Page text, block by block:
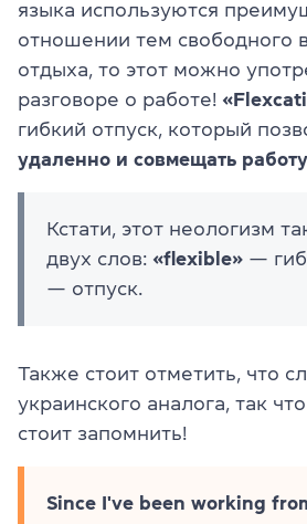
языка используются
отношении тем свободного
отдыха, то этот можно
разговоре о работе!
гибкий отпуск, который
удаленно и совмещать
Кстати, этот неологизм
двух слов: «flexible» —
— отпуск.
Также стоит отметить, что
украинского аналога, так
стоит запомнить!
Since I've been working